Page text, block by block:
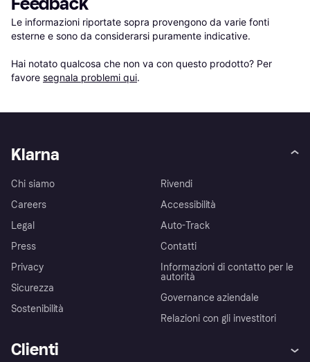
Le informazioni riportate sopra provengono da varie fonti
esterne e sono da considerarsi puramente indicative.
Hai notato qualcosa che non va con questo prodotto? Per
favore segnala problemi qui.
Klarna
Chi siamo
Careers
Legal
Press
Privacy
Sicurezza
Sostenibilità
Rivendi
Accessibilità
Auto-Track
Contatti
Informazioni di contatto per le
autorità
Governance aziendale
Relazioni con gli investitori
Clienti